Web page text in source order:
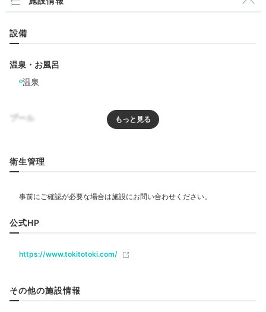
3階には城崎温泉のメインストリートを見下ろすおしゃ
れ、宿泊者は無料で楽しめます♪和漢アロマティーや豆
乳スイーツ等、体も喜ぶフードとドリンクを味わってみ
its_me_anlina
ラウンジでお茶とお菓子を楽しみました♪外は温泉街が
広がっていて、最高の気分でした♡
設備
温泉・お風呂
温泉
プール
リラクゼーション
飲食
部屋情報
衛生管理
公式HP
https://www.tokitotoki.com/
その他の施設情報